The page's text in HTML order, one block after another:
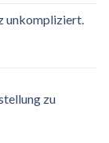
unkompliziert.
zu